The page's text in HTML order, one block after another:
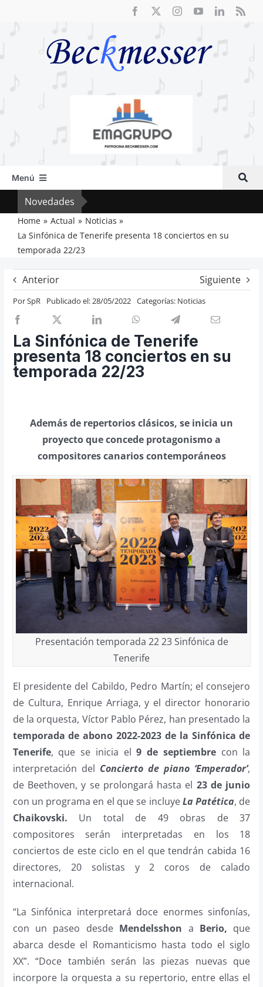
Menú
Inicio
Actual
Artículos
Crítica
Previos de ópera
Entrevistas
Recomendación
Cosas de Beckmesser
Nosotros y privacidad
Buscar:
Novedades
Home Actual
Noticias
La Sinfónica de Tenerife presenta 18 conciertos en su
temporada 22/23
Anterior Siguiente
PorSpR Publicado el: 28/05/2022 Categorías: Noticias
La Sinfónica de Tenerife
presenta 18 conciertos en su
temporada 22/23
Además de repertorios clásicos, se inicia un
proyecto que concede protagonismo a
compositores canarios contemporáneos
Presentación temporada 22 23 Sinfónica de
Tenerife
El presidente del Cabildo, Pedro Martín; el consejero
de Cultura, Enrique Arriaga, y el director honorario
de la orquesta, Víctor Pablo Pérez, han presentado la
temporada de abono 2022-2023 de la Sinfónica de
Tenerife, que se inicia el9 de septiembrecon la
interpretación del Concierto de piano ‘Emperador’,
de Beethoven, y se prolongará hasta el 23 de junio
con un programa en el que se incluyeLa Patética, de
Chaikovski. Un total de 49 obras de 37
compositores serán interpretadas en los 18
conciertos de este ciclo en el que tendrán cabida 16
directores, 20 solistas y 2 coros de calado
internacional.
“La Sinfónica interpretará doce enormes sinfonías,
con un paseo desde Mendelsshon a Berio, que
abarca desde el Romanticismo hasta todo el siglo
XX”. “Doce también serán las piezas nuevas que
incorpore la orquesta a su repertorio, entre ellas el